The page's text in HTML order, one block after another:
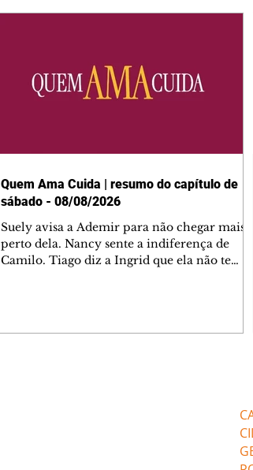
Quem Ama Cuida | resumo do capítulo de
sábado - 08/08/2026
Suely avisa a Ademir para não chegar mais
perto dela. Nancy sente a indiferença de
Camilo. Tiago diz a Ingrid que ela não tem
que está feliz trabalhando no restaurante de